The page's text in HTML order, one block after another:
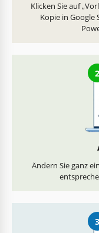
Klicken Sie auf
Kopie in Google
2
Ändern Sie ganz
3